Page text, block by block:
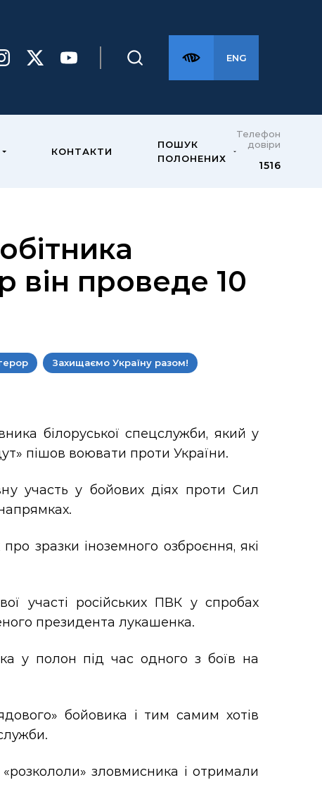
ENG
КОНТАКТИ
ПОШУК
ПОЛОНЕНИХ
Телефон
довіри
1516
він проведе 10
Захищаємо Україну разом!
білоруської спецслужби, який у
пішов воювати проти України.
участь у бойових діях проти Сил
зразки іноземного озброєння, які
участі російських ПВК у спробах
президента лукашенка.
у полон під час одного з боїв на
бойовика і тим самим хотів
зловмисника і отримали